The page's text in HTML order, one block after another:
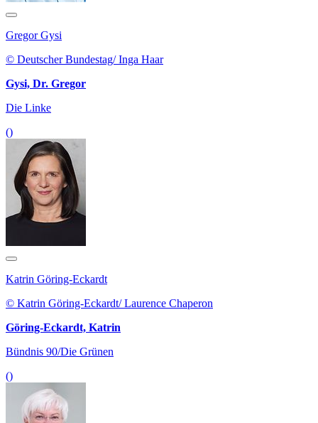
Gregor Gysi
© Deutscher Bundestag/ Inga Haar
Gysi, Dr. Gregor
Die Linke
()
Katrin Göring-Eckardt
© Katrin Göring-Eckardt/ Laurence Chaperon
Göring-Eckardt, Katrin
Bündnis 90/Die Grünen
()